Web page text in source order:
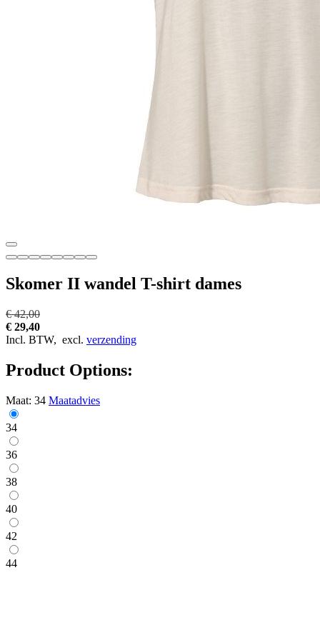
Skomer II wandel T-shirt dames
€ 42,00
€ 29,40
Incl. BTW, excl. verzending
Product Options:
Maat: 34 Maatadvies
34
36
38
40
42
44